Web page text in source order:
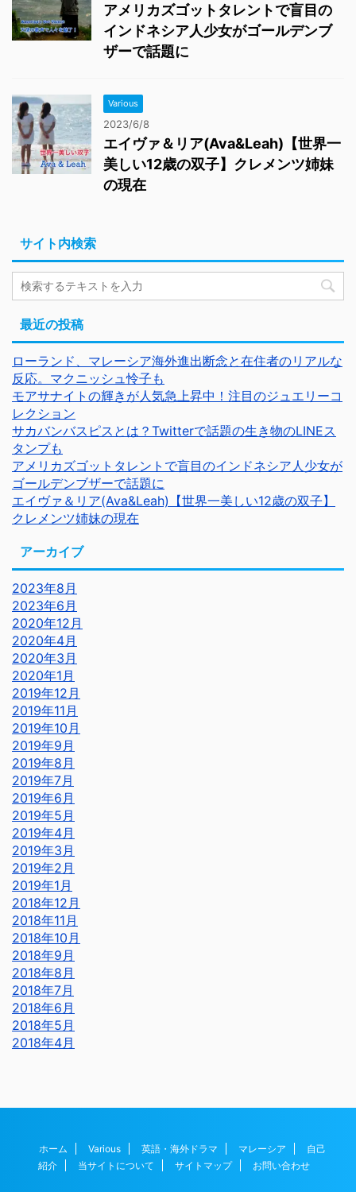
アメリカズゴットタレントで盲目の
インドネシア人少女がゴールデンブ
ザーで話題に
Various
2023/6/8
エイヴァ＆リア(Ava&Leah)【世界一
美しい12歳の双子】クレメンツ姉妹
の現在
サイト内検索
最近の投稿
ローランド、マレーシア海外進出断念と在住者のリアルな
反応。マクニッシュ怜子も
モアサナイトの輝きが人気急上昇中！注目のジュエリーコ
レクション
サカバンバスピスとは？Twitterで話題の生き物のLINEス
タンプも
アメリカズゴットタレントで盲目のインドネシア人少女が
ゴールデンブザーで話題に
エイヴァ＆リア(Ava&Leah)【世界一美しい12歳の双子】
クレメンツ姉妹の現在
アーカイブ
2023年8月
2023年6月
2020年12月
2020年4月
2020年3月
2020年1月
2019年12月
2019年11月
2019年10月
2019年9月
2019年8月
2019年7月
2019年6月
2019年5月
2019年4月
2019年3月
2019年2月
2019年1月
2018年12月
2018年11月
2018年10月
2018年9月
2018年8月
2018年7月
2018年6月
2018年5月
2018年4月
ホーム Various 英語・海外ドラマ マレーシア
自己
紹介
当サイトについて サイトマップ お問い合わせ